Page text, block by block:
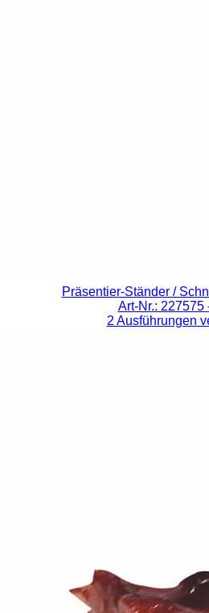
Präsentier-Ständer /
Art-Nr.: 227575
2 Ausführungen